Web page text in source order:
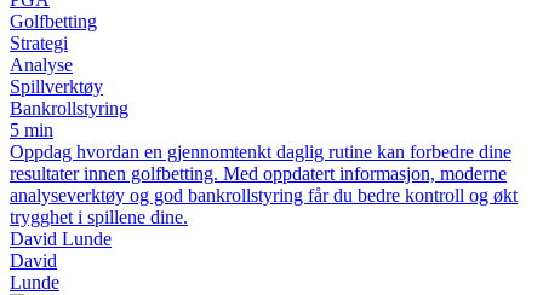
Golfbetting
Strategi
Analyse
Spillverktøy
Bankrollstyring
5 min
Oppdag hvordan en gjennomtenkt daglig rutine kan forbedre dine
resultater innen golfbetting. Med oppdatert informasjon, moderne
analyseverktøy og god bankrollstyring får du bedre kontroll og økt
trygghet i spillene dine.
David Lunde
David
Lunde